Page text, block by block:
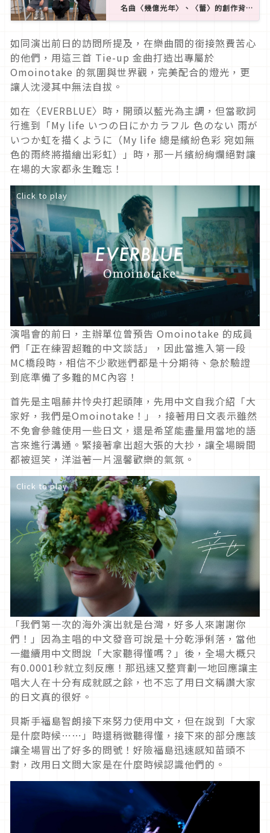
名曲〈幾億光年〉、〈蕾〉的創作背
然是全裸上街？
如同演出前日的訪問所提及，在樂曲間的銜接煞費苦心
的他們，用這三首 Tie-up 金曲打造出專屬於
Omoinotake 的氛圍與世界觀，完美配合的燈光，更
讓人沈浸其中無法自拔。
如在〈EVERBLUE〉時，開頭以藍光為主調，但當歌詞
行進到「My life いつの日にかカラフル 色のない 雨が
いつか虹を描くように（My life 總是繽紛色彩 宛如無
色的雨終將描繪出彩虹）」時，那一片繽紛絢爛絕對讓
在場的大家都永生難忘！
Click to play
演唱會的前日，主辦單位曾預告 Omoinotake 的成員
們「正在練習超難的中文談話」，因此當進入第一段
MC橋段時，相信不少歌迷們都是十分期待、急於驗證
到底準備了多難的MC內容！
首先是主唱藤井怜央打起頭陣，先用中文自我介紹「大
家好，我們是Omoinotake！」，接著用日文表示雖然
不免會參雜使用一些日文，還是希望能盡量用當地的語
言來進行溝通。緊接著拿出超大張的大抄，讓全場瞬間
都被逗笑，洋溢著一片溫馨歡樂的氣氛。
Click to play
「我們第一次的海外演出就是台灣，好多人來謝謝你
們！」因為主唱的中文發音可說是十分乾淨俐落，當他
一繼續用中文問說「大家聽得懂嗎？」後，全場大概只
有0.0001秒就立刻反應！那迅速又整齊劃一地回應讓主
唱大人在十分有成就感之餘，也不忘了用日文稱讚大家
的日文真的很好。
貝斯手福島智朗接下來努力使用中文，但在說到「大家
是什麼時候⋯⋯」時還稍微聽得懂，接下來的部分應該
讓全場冒出了好多的問號！好險福島迅速感知苗頭不
對，改用日文問大家是在什麼時候認識他們的。